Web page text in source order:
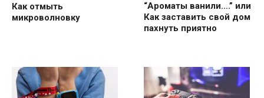
Как отмыть
микроволновку
“Ароматы ванили….” или
Как заставить свой дом
пахнуть приятно